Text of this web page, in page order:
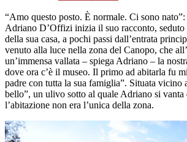
“Amo questo posto. È normale. Ci sono
Adriano D’Offizi inizia il suo racconto, seduto
della sua casa, a pochi passi dall’entrata
venuto alla luce nella zona del Canopo, che
un’immensa vallata – spiega Adriano – la
dove ora c’è il museo. Il primo ad abitarla fu
padre con tutta la sua famiglia”. Situata vicino
bello”, un ulivo sotto al quale Adriano si vanta
l’abitazione non era l’unica della zona.